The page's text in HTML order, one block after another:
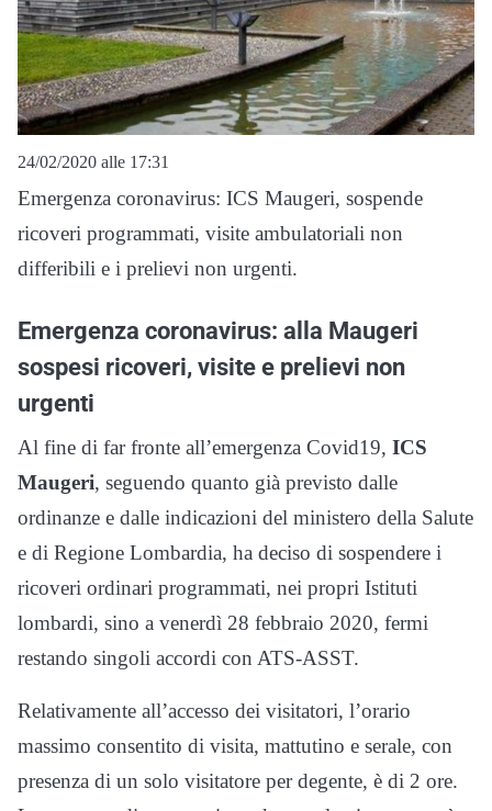
24/02/2020 alle 17:31
Emergenza coronavirus: ICS Maugeri, sospende
ricoveri programmati, visite ambulatoriali non
differibili e i prelievi non urgenti.
Emergenza coronavirus: alla Maugeri
sospesi ricoveri, visite e prelievi non
urgenti
Al fine di far fronte all’emergenza Covid19, ICS
Maugeri, seguendo quanto già previsto dalle
ordinanze e dalle indicazioni del ministero della Salute
e di Regione Lombardia, ha deciso di sospendere i
ricoveri ordinari programmati, nei propri Istituti
lombardi, sino a venerdì 28 febbraio 2020, fermi
restando singoli accordi con ATS-ASST.
Relativamente all’accesso dei visitatori, l’orario
massimo consentito di visita, mattutino e serale, con
presenza di un solo visitatore per degente, è di 2 ore.